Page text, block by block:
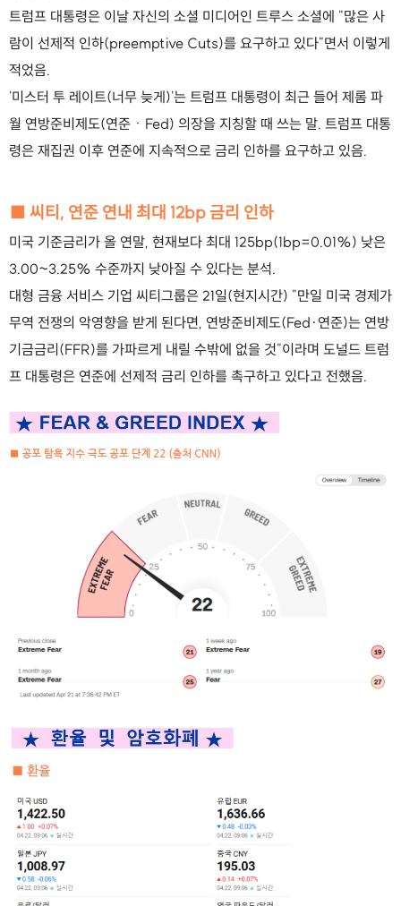
트럼프 대통령은 이날 자신의 소셜 미디어인 트루스 소셜에 "많은 사
람이 선제적 인하(preemptive Cuts)를 요구하고 있다"면서 이렇게
적었음.
'미스터 투 레이트(너무 늦게)'는 트럼프 대통령이 최근 들어 제롬 파
월 연방준비제도(연준ㆍFed) 의장을 지칭할 때 쓰는 말. 트럼프 대통
령은 재집권 이후 연준에 지속적으로 금리 인하를 요구하고 있음.
■ 씨티, 연준 연내 최대 12bp 금리 인하
미국 기준금리가 올 연말, 현재보다 최대 125bp(1bp=0.01%) 낮은
3.00~3.25% 수준까지 낮아질 수 있다는 분석.
대형 금융 서비스 기업 씨티그룹은 21일(현지시간) "만일 미국 경제가
무역 전쟁의 악영향을 받게 된다면, 연방준비제도(Fed·연준)는 연방
기금금리(FFR)를 가파르게 내릴 수밖에 없을 것"이라며 도널드 트럼
프 대통령은 연준에 선제적 금리 인하를 촉구하고 있다고 전했음.